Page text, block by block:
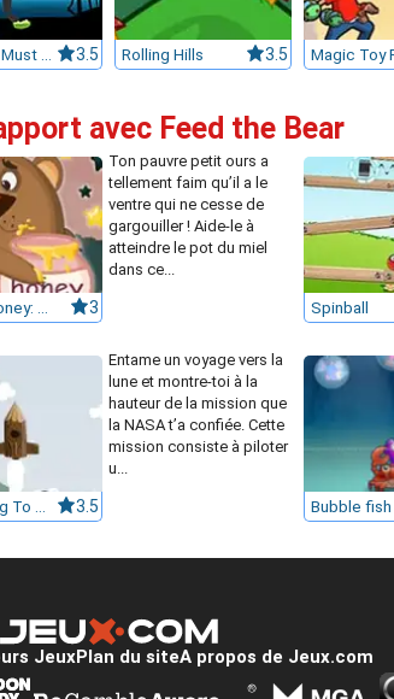
Zombies Must Die! 3.5 Rolling Hills 3.5
avec Feed the Bear
3
Ton pauvre petit ours a
tellement faim qu’il a le
ventre qui ne cesse de
gargouiller ! Aide-le à
atteindre le pot du miel
dans ce...
Spinball
3.5
Entame un voyage vers la
lune et montre-toi à la
hauteur de la mission que
la NASA t’a confiée. Cette
mission consiste à piloter
u...
JeuxPlan du siteA propos de Jeux.com